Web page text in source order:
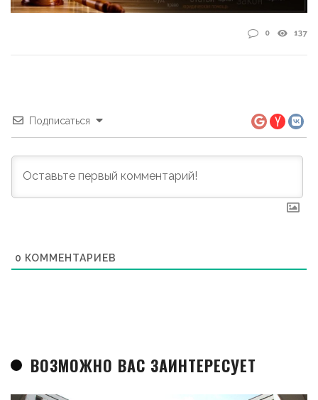
0 137
Подписаться
0 КОММЕНТАРИЕВ
ВОЗМОЖНО ВАС ЗАИНТЕРЕСУЕТ